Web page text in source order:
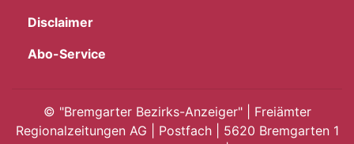
Disclaimer
Abo-Service
© "Bremgarter Bezirks-Anzeiger" | Freiämter
Regionalzeitungen AG | Postfach | 5620 Bremgarten 1